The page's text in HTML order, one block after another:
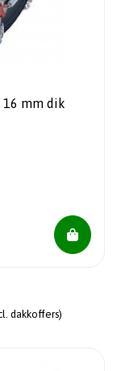
16 mm dik
dakkoffers)